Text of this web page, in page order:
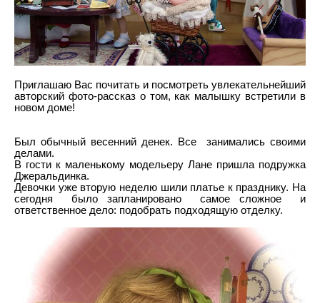
Приглашаю Вас почитать и посмотреть увлекательнейший
авторский фото-рассказ о том, как малышку встретили в
новом доме!
Был обычный весенний денек. Все занимались своими
делами.
В гости к маленькому модельеру Лане пришла подружка
Джеральдинка.
Девочки уже вторую неделю шили платье к празднику. На
сегодня было запланировано самое сложное и
ответственное дело: подобрать подходящую отделку.